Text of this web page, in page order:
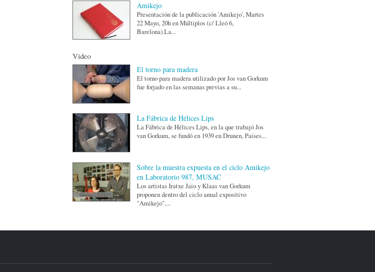
Amikejo
Presentación de la publicación 'Amikejo', Martes
22 Mayo, 20h en Múltiplos (c/ Lleó 6,
Barelona).La...
Video
El torno para madera
El torno para madera utilizado por Jos van Gorkum
fue forjado en las semanas previas a su...
La Fábrica de Hélices Lips
La Fábrica de Hélices Lips, en la que trabajó Jos
van Gorkum, se fundó en 1939 en Drunen, Países...
Sobre la muestra expuesta en el ciclo Amikejo
en Laboratorio 987, MUSAC
Los artistas Iratxe Jaio y Klaas van Gorkum
proponen dentro del ciclo anual expositivo
"Amikejo",...